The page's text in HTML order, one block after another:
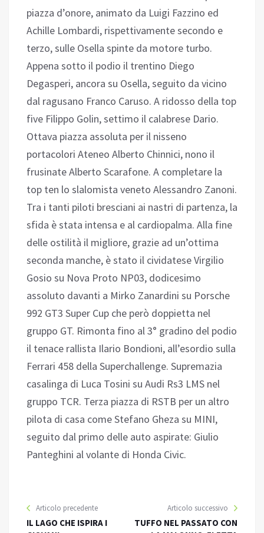
piazza d’onore, animato da Luigi Fazzino ed
Achille Lombardi, rispettivamente secondo e
terzo, sulle Osella spinte da motore turbo.
Appena sotto il podio il trentino Diego
Degasperi, ancora su Osella, seguito da vicino
dal ragusano Franco Caruso. A ridosso della top
five Filippo Golin, settimo il calabrese Dario.
Ottava piazza assoluta per il nisseno
portacolori Ateneo Alberto Chinnici, nono il
frusinate Alberto Scarafone. A completare la
top ten lo slalomista veneto Alessandro Zanoni.
Tra i tanti piloti bresciani ai nastri di partenza, la
sfida è stata intensa e al cardiopalma. Alla fine
delle ostilità il migliore, grazie ad un’ottima
seconda manche, è stato il cividatese Virgilio
Gosio su Nova Proto NP03, dodicesimo
assoluto davanti a Mirko Zanardini su Porsche
992 GT3 Super Cup che però doppietta nel
gruppo GT. Rimonta fino al 3° gradino del podio
il tenace rallista Ilario Bondioni, all’esordio sulla
Ferrari 458 della Superchallenge. Supremazia
casalinga di Luca Tosini su Audi Rs3 LMS nel
gruppo TCR. Terza piazza di RSTB per un altro
pilota di casa come Stefano Gheza su MINI,
seguito dal primo delle auto aspirate: Giulio
Panteghini al volante di Honda Civic.
Articolo precedente
IL LAGO CHE ISPIRA I
Articolo successivo
TUFFO NEL PASSATO CON